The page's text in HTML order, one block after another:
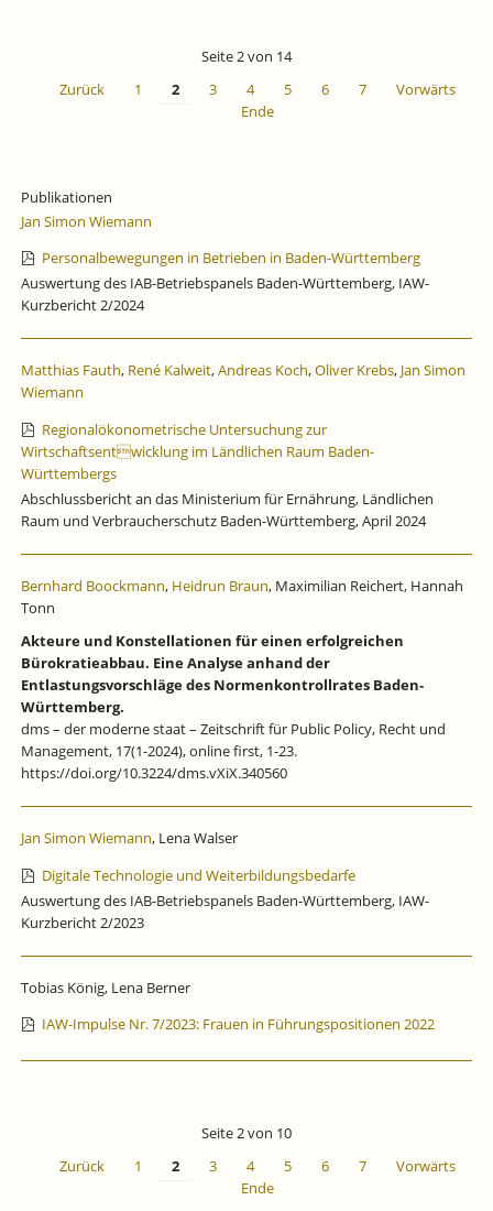
ZUM
Seite 2 von 14
Zurück
1 2 3 4 5 6 7
Vorwärts
Ende
Publikationen
Jan Simon Wiemann
Personalbewegungen in Betrieben in Baden-Württemberg
Auswertung des IAB-Betriebspanels Baden-Württemberg, IAW-
Kurzbericht 2/2024
Matthias Fauth, René Kalweit,Andreas Koch,Oliver Krebs, Jan Simon
Wiemann
Regionalökonometrische Untersuchung zur
Wirtschaftsentwicklung im Ländlichen Raum Baden-
Württembergs
Abschlussbericht an das Ministerium für Ernährung, Ländlichen
Raum und Verbraucherschutz Baden-Württemberg, April 2024
Bernhard Boockmann, Heidrun Braun, Maximilian Reichert, Hannah
Tonn
Akteure und Konstellationen für einen erfolgreichen
Bürokratieabbau. Eine Analyse anhand der
Entlastungsvorschläge des Normenkontrollrates Baden-
Württemberg.
dms – der moderne staat – Zeitschrift für Public Policy, Recht und
Management, 17(1-2024), online first, 1-23.
https://doi.org/10.3224/dms.vXiX.340560
Jan Simon Wiemann, Lena Walser
Digitale Technologie und Weiterbildungsbedarfe
Auswertung des IAB-Betriebspanels Baden-Württemberg, IAW-
Kurzbericht 2/2023
Tobias König, Lena Berner
IAW-Impulse Nr. 7/2023: Frauen in Führungspositionen 2022
Seite 2 von 10
Zurück
1 2 3 4 5 6 7
Vorwärts
Ende